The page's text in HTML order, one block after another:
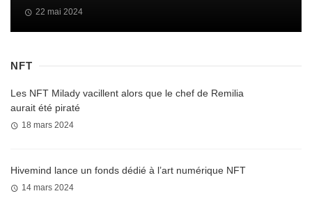
22 mai 2024
NFT
Les NFT Milady vacillent alors que le chef de Remilia
aurait été piraté
18 mars 2024
Hivemind lance un fonds dédié à l’art numérique NFT
14 mars 2024